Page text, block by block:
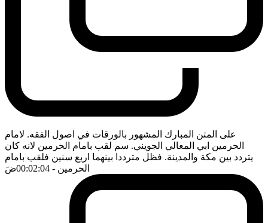
على المتن المبارك المشهور بالورقات في اصول الفقه. لامام
الحرمين ابي المعالي الجويني. سم لقب بامام الحرمين لانه كان
يتردد بين مكة والمدينة. فظل مترددا بينهما اربع سنين فلقب بامام
الحرمين - 00:02:04 ضَ